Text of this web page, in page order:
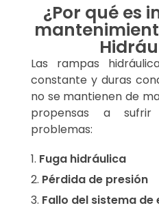
¿Por qué es
Las rampas
constante y duras
no se mantienen de
propensas a
problemas:
Fuga hidráulica
Pérdida de presión
Fallo del sistema de